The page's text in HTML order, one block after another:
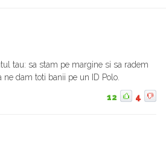
tau: sa stam pe margine si sa radem
ne dam toti banii pe un ID Polo.
12 4